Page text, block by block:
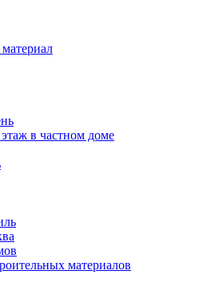
в частном доме
материалов